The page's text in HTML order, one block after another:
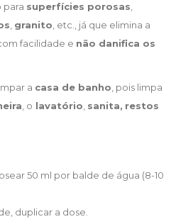
para superfícies porosas
granito , etc., já que elimina a
facilidade e não danifica os
a casa de banho , pois limpa
, o lavatório sanita, restos
50 ml por balde de água (8-10
duplicar a dose.